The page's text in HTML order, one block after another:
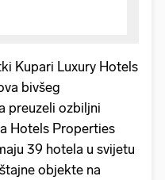
Kupari Luxury Hotels
bivšeg
preuzeli ozbiljni
Hotels Properties
39 hotela u svijetu
objekte na